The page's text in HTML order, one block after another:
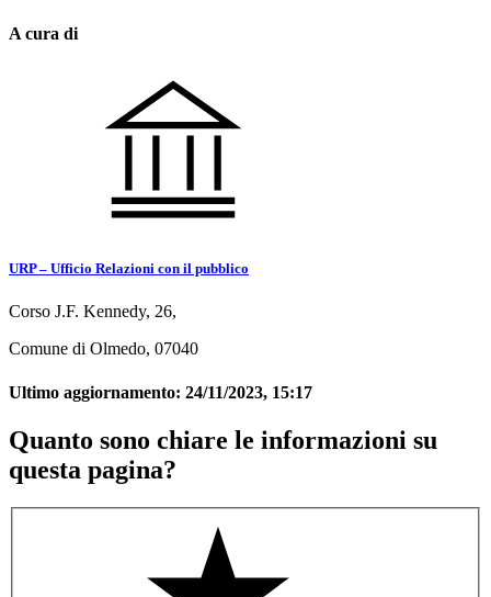
A cura di
URP – Ufficio Relazioni con il pubblico
Corso J.F. Kennedy, 26,
Comune di Olmedo, 07040
Ultimo aggiornamento: 24/11/2023, 15:17
Quanto sono chiare le informazioni su
questa pagina?